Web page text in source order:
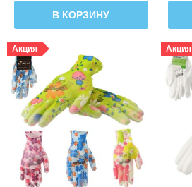
В КОРЗИНУ
Акция Акция